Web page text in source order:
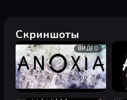
Скриншоты
ВИДЕО